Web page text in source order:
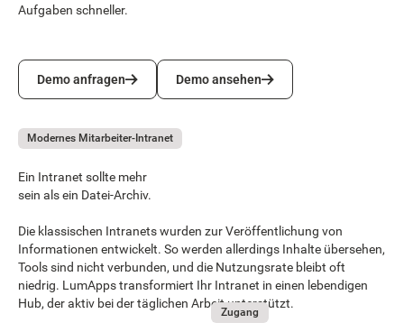
Aufgaben schneller.
Demo anfragen
Demo anfragen
Demo ansehen
Demo ansehen
Modernes Mitarbeiter-Intranet
Ein Intranet sollte mehr
sein als ein Datei-Archiv.
Die klassischen Intranets wurden zur Veröffentlichung von
Informationen entwickelt. So werden allerdings Inhalte übersehen,
Tools sind nicht verbunden, und die Nutzungsrate bleibt oft
niedrig. LumApps transformiert Ihr Intranet in einen lebendigen
Hub, der aktiv bei der täglichen Arbeit unterstützt.
Zugang